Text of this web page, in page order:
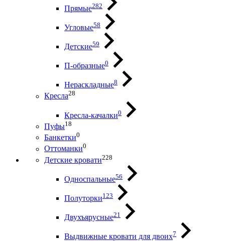
Прямые282
Угловые58
Детские59
П-образные0
Нераскладные8
Кресла28
Кресла-качалки0
Пуфы18
Банкетки0
Оттоманки0
Детские кровати228
Односпальные56
Полуторки123
Двухъярусные21
Выдвижные кровати для двоих7